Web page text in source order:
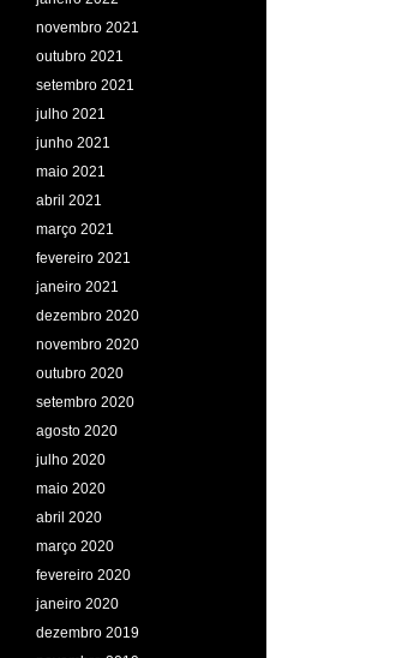
novembro 2021
outubro 2021
setembro 2021
julho 2021
junho 2021
maio 2021
abril 2021
março 2021
fevereiro 2021
janeiro 2021
dezembro 2020
novembro 2020
outubro 2020
setembro 2020
agosto 2020
julho 2020
maio 2020
abril 2020
março 2020
fevereiro 2020
janeiro 2020
dezembro 2019